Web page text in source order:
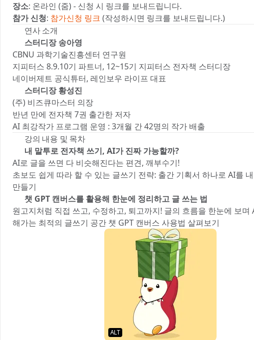
장소: 온라인 (줌) - 신청 시 링크를 보내드립니다.
참가 신청: 참가신청 링크 (작성하시면 링크를 보내드립니다.)
👨🏻‍🏫 연사 소개
🔎 스터디장 송아영
CBNU 과학기술진흥센터 연구원
지피터스 8.9.10기 파트너, 12~15기 지피터스 전자책 스터디장
네이버제트 공식튜터, 레인보우 라이프 대표
🔎 스터디장 황성진
(주) 비즈큐마스터 의장
반년 만에 전자책 7권 출간한 저자
AI 최강작가 프로그램 운영 : 3개월 간 42명의 작가 배출
💬 강의 내용 및 목차
🔥 내 말투로 전자책 쓰기, AI가 진짜 가능할까?
AI로 글을 쓰면 다 비슷해진다는 편견, 깨부수기!
초보도 쉽게 따라 할 수 있는 글쓰기 전략: 출간 기획서 하나로 AI를
만들기
🔥 챗 GPT 캔버스를 활용해 한눈에 정리하고 글 쓰는 법
원고지처럼 직접 쓰고, 수정하고, 퇴고까지! 글의 흐름을 한눈에 보며
해가는 최적의 글쓰기 공간 챗 GPT 캔버스 사용법 살펴보기
ALT